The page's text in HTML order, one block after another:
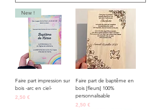
New !
Faire part impression sur
bois -arc en ciel-
Prix
2,50 €
Faire part de baptême en
bois [fleurs] 100%
personnalisable
Prix
2,50 €